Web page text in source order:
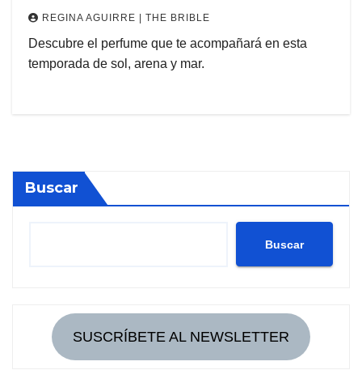
REGINA AGUIRRE | THE BRIBLE
Descubre el perfume que te acompañará en esta
temporada de sol, arena y mar.
Buscar
Buscar
SUSCRÍBETE AL NEWSLETTER